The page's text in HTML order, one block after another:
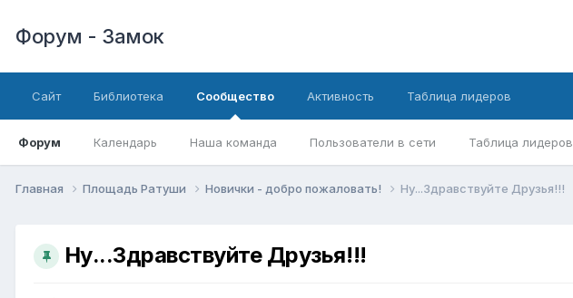
Форум - Замок
Сайт Библиотека Сообщество
Форум Календарь Наша команда Пользователи в сети Таблица лидеров
Активность Таблица лидеров
Главная Площадь Ратуши Новички - добро пожаловать! Ну...Здравствуйте Друзья!!!
Ну...Здравствуйте Друзья!!!